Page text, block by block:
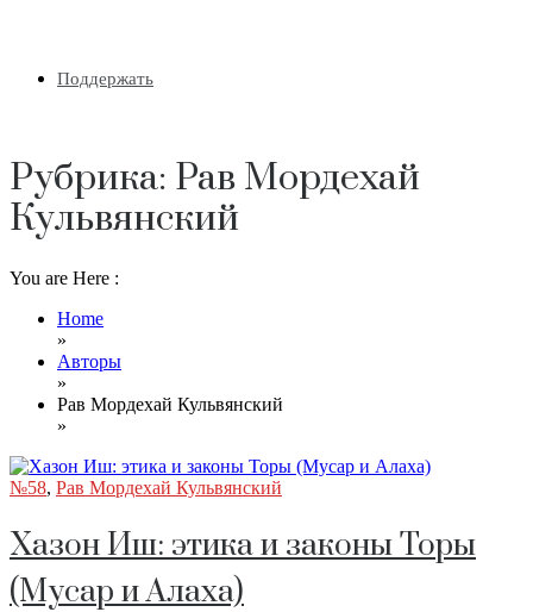
Поддержать
Рубрика: Рав Мордехай
Кульвянский
You are Here :
Home
»
Авторы
»
Рав Мордехай Кульвянский
»
№58, Рав Мордехай Кульвянский
Хазон Иш: этика и законы Торы
(Мусар и Алаха)